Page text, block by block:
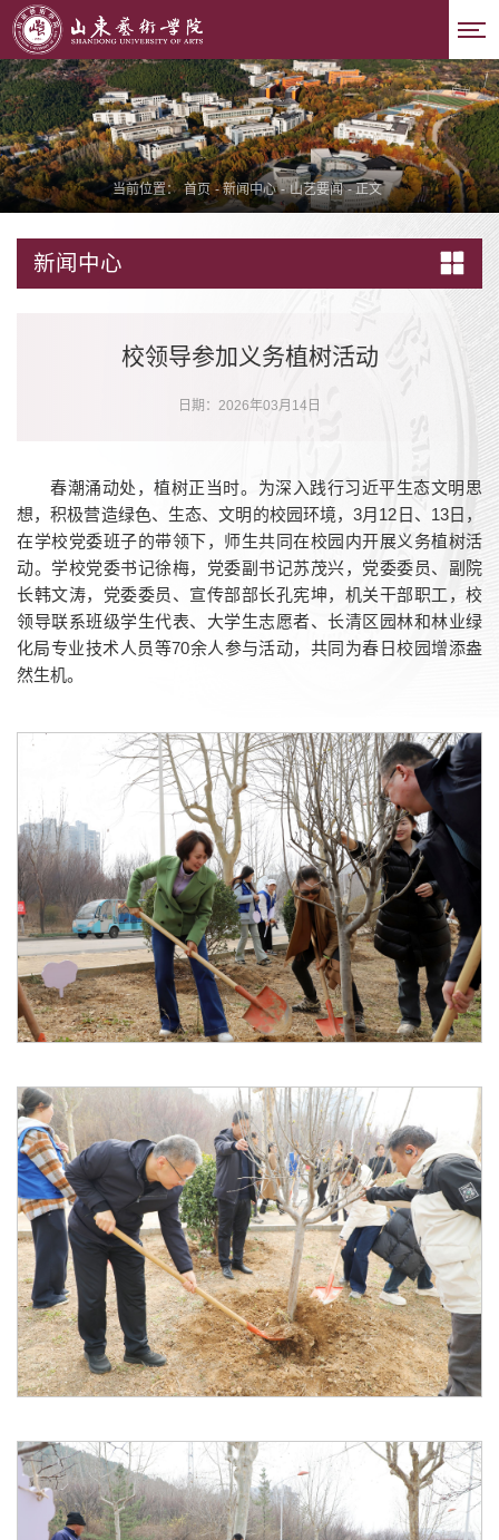
当前位置： 首页 - 新闻中心 - 山艺要闻 - 正文
新闻中心
校领导参加义务植树活动
日期：2026年03月14日
春潮涌动处，植树正当时。为深入践行习近平生态文明思
想，积极营造绿色、生态、文明的校园环境，3月12日、13日，
在学校党委班子的带领下，师生共同在校园内开展义务植树活
动。学校党委书记徐梅，党委副书记苏茂兴，党委委员、副院
长韩文涛，党委委员、宣传部部长孔宪坤，机关干部职工，校
领导联系班级学生代表、大学生志愿者、长清区园林和林业绿
化局专业技术人员等70余人参与活动，共同为春日校园增添盎
然生机。